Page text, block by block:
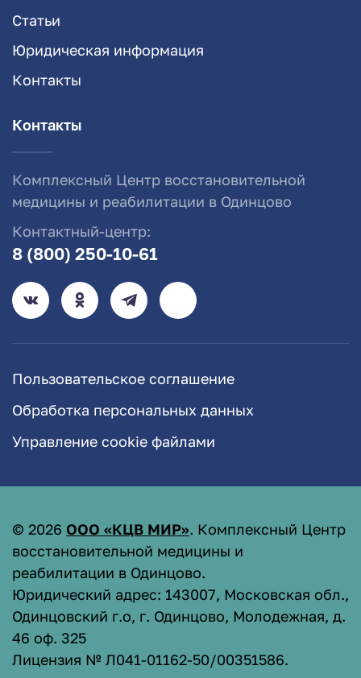
Статьи
Юридическая информация
Контакты
Контакты
Комплексный Центр восстановительной
медицины и реабилитации в Одинцово
Контактный-центр:
8 (800) 250-10-61
Пользовательское соглашение
Обработка персональных данных
Управление cookie файлами
© 2026 ООО «КЦВ МИР». Комплексный Центр
восстановительной медицины и
реабилитации в Одинцово.
Юридический адрес: 143007, Московская обл.,
Одинцовский г.о, г. Одинцово, Молодежная, д.
46 оф. 325
Лицензия № Л041-01162-50/00351586.